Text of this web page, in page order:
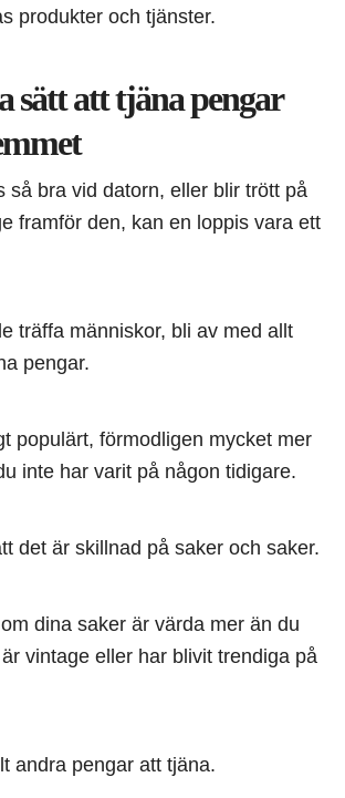
produkter och tjänster.
sätt att tjäna pengar
så bra vid datorn, eller blir trött på
framför den, kan en loppis vara ett
träffa människor, bli av med allt
pengar.
populärt, förmodligen mycket mer
inte har varit på någon tidigare.
det är skillnad på saker och saker.
dina saker är värda mer än du
vintage eller har blivit trendiga på
andra pengar att tjäna.